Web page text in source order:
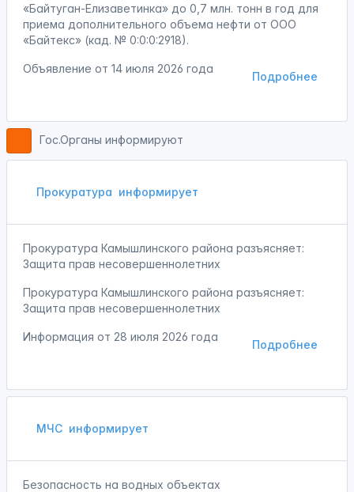
«Байтуган-Елизаветинка» до 0,7 млн. тонн в год для
приема дополнительного объема нефти от ООО
«Байтекс» (кад. № 0:0:0:2918).
Подробнее
Объявление от 14 июля 2026 года
Гос.Органы информируют
Прокуратура информирует
Прокуратура Камышлинского района разъясняет:
Защита прав несовершеннолетних
Прокуратура Камышлинского района разъясняет:
Защита прав несовершеннолетних
Подробнее
Информация от 28 июля 2026 года
МЧС информирует
Безопасность на водных объектах